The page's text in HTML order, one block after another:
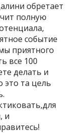
обретает
полную
событие
приятного
все 100
делать и
та цель
и